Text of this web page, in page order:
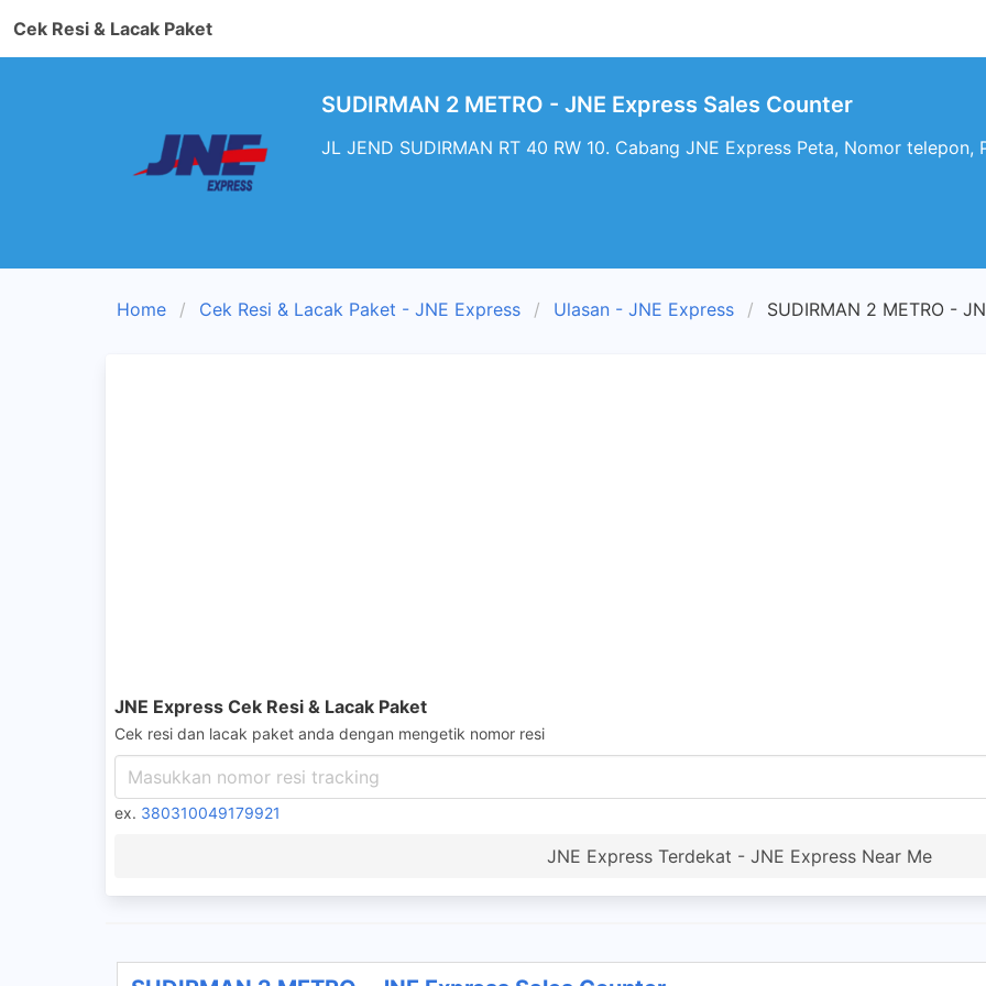
Cek Resi & Lacak Paket
SUDIRMAN 2 METRO - JNE Express Sales Counter
JL JEND SUDIRMAN RT 40 RW 10. Cabang JNE Express Peta, Nomor telepon,
Home Cek Resi & Lacak Paket - JNE Express Ulasan - JNE Express SUDIRMAN 2 METRO -
JNE Express Cek Resi & Lacak Paket
Cek resi dan lacak paket anda dengan mengetik nomor resi
ex. 380310049179921
JNE Express Terdekat - JNE Express Near Me